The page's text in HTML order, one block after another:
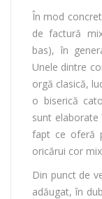
În mod
de factură
bas), în
Unele dintre
orgă clasică,
o biserică
sunt elaborate
fapt ce oferă
oricărui cor
Din punct de
adăugat, în